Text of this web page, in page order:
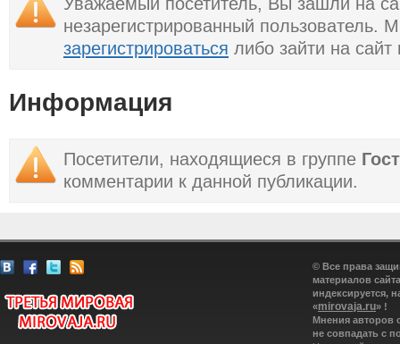
незарегистрированный
зарегистрироваться либо зайти на
Информация
Посетители, находящиеся в группе
комментарии к данной публикации.
© Все права
материалов
индексируется,
«mirovaja.ru» !
Мнения авторов
не совпадать с